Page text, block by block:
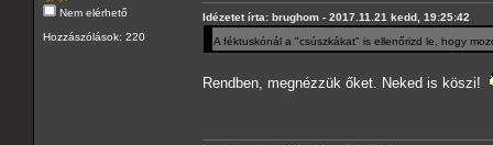
Nem elérhető
Hozzászólások: 220
Idézetet írta: brughom - 2017.11.21 kedd, 19:25:42
A féktuskónál a "csúszkákat" is ellenőrizd le, hogy
Rendben, megnézzük őket. Neked is köszi!